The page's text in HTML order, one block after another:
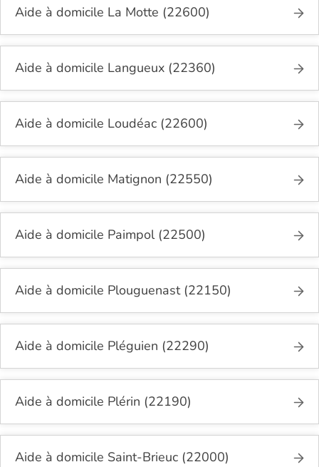
Aide à domicile La Motte (22600)
Aide à domicile Langueux (22360)
Aide à domicile Loudéac (22600)
Aide à domicile Matignon (22550)
Aide à domicile Paimpol (22500)
Aide à domicile Plouguenast (22150)
Aide à domicile Pléguien (22290)
Aide à domicile Plérin (22190)
Aide à domicile Saint-Brieuc (22000)